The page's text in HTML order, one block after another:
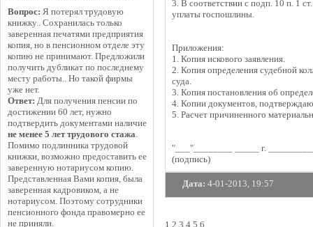
Вопрос: Я потерял трудовую
книжку.. Сохранилась только
заверенная печатями предприятия
копия, но в пенсионном отделе эту
копию не принимают. Предложили
получить дубликат по последнему
месту работы.. Но такой фирмы
уже нет.
Ответ: Для получения пенсии по
достижении 60 лет, нужно
подтвердить документами наличие
не менее 5 лет трудового стажа.
Помимо подлинника трудовой
книжки, возможно предоставить ее
заверенную нотариусом копию.
Представленная Вами копия, была
заверенная кадровиком, а не
нотариусом. Поэтому сотрудники
пенсионного фонда правомерно ее
не приняли.
3. В соответствии с подп. 10 п. 1
уплаты госпошлины.
Приложения:
1. Копия искового заявления.
2. Копия определения судебной
суда.
3. Копия постановления об
4. Копии документов,
5. Расчет причиненного
"___"________ _____ г.
(подпись)
Дата: 4-01-2013, 19:57
1 2 3 4 5 6